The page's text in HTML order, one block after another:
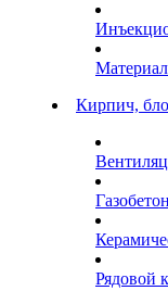
Кирпич,
Рядовой